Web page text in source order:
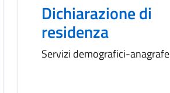
Dichiarazione di
residenza
Servizi demografici-anagrafe